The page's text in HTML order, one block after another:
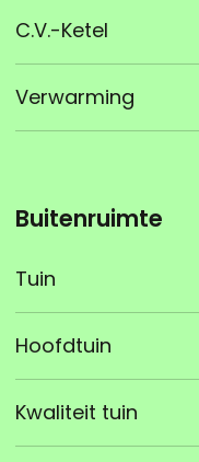
C.V.-Ketel
Verwarming
Buitenruimte
Tuin
Hoofdtuin
Kwaliteit tuin